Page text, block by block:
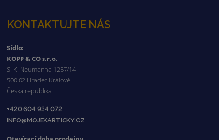
KONTAKTUJTE NÁS
Sídlo:
KOPP & CO s.r.o.
S. K. Neumanna 1257/14
500 02 Hradec Králové
Česká republika
+420 604 934 072
INFO@MOJEKARTICKY.CZ